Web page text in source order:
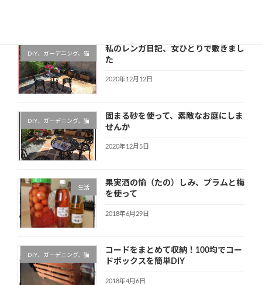
DIY、ガーデニング、猫
私のレンガ日記、女ひとりで敷きまし
た
2020年12月12日
DIY、ガーデニング、猫
固まる砂を使って、素敵なお庭にしま
せんか
2020年12月5日
生活
果実酒の愉（たの）しみ、プラムと梅
を使って
2018年6月29日
DIY、ガーデニング、猫
コードをまとめて収納！100均でコー
ドボックスを簡単DIY
2018年4月6日